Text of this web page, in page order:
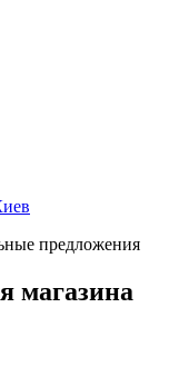
предложения
магазина